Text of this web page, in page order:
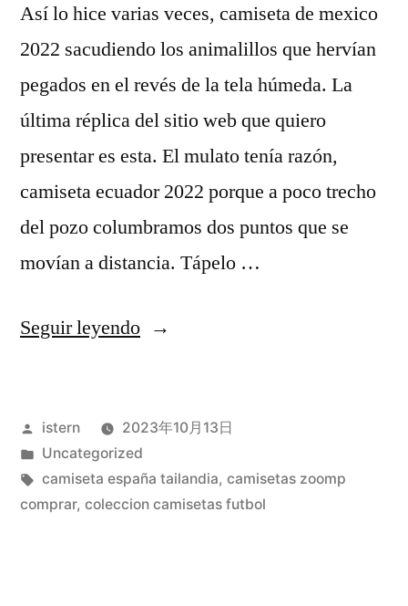
Así lo hice varias veces, camiseta de mexico
2022 sacudiendo los animalillos que hervían
pegados en el revés de la tela húmeda. La
última réplica del sitio web que quiero
presentar es esta. El mulato tenía razón,
camiseta ecuador 2022 porque a poco trecho
del pozo columbramos dos puntos que se
movían a distancia. Tápelo …
Seguir leyendo«camisetas
baratas»
Publicado
por
istern
2023年10月13日
Publicado
en
Uncategorized
Etiquetas:
camiseta españa tailandia, camisetas zoomp
comprar, coleccion camisetas futbol